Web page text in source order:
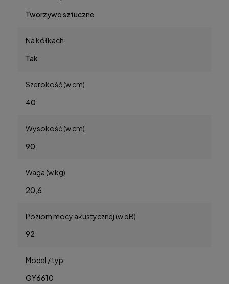
Tworzywo sztuczne
Na kółkach
Tak
Szerokość (w cm)
40
Wysokość (w cm)
90
Waga (w kg)
20,6
Poziom mocy akustycznej (w dB)
92
Model / typ
GY6610